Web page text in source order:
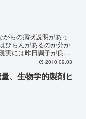
らの病状説明があっ
びらんがあるのか分か
実には昨日調子が良か
が短時間で排出さ...
2010.09.03
、生物学的製剤ヒ